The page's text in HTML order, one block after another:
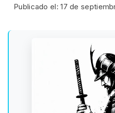
Publicado el: 17 de